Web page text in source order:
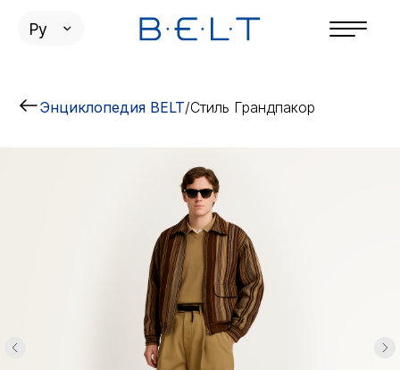
Ру
Энциклопедия BELT/Стиль Грандпакор